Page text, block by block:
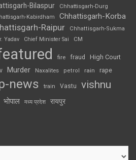
Bilaspur Chhattisgarh-Durg
Kabirdham Chhattisgarh-Korba
Raipur
Chhattisgarh-Sukma
Yadav Chief Minister Sai CM
fire fraud High Court
Murder Naxalites petrol rain rape
news train Vastu vishnu
भोपाल मध्य प्रदेश रायपुर